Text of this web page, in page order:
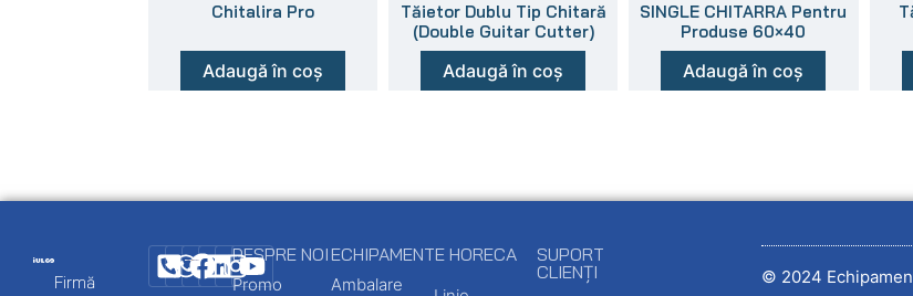
Chitalira Pro
Adaugă în coș
Tăietor Dublu Tip Chitară
(Double Guitar Cutter)
Adaugă în coș
SINGLE CHITARRA Pentru
Produse 60×40
Adaugă în coș
Firmă
DESPRE NOI
Promo
ECHIPAMENTE HORECA
Ambalare
SUPORT
CLIENȚI
© 2024